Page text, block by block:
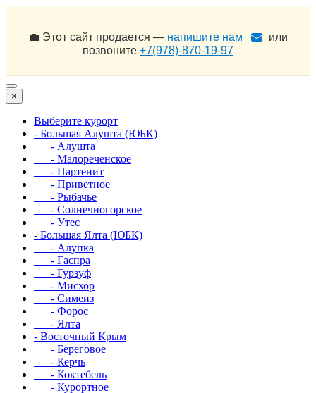
💼 Этот сайт продается — напишите нам
или
позвоните +7(978)-870-19-97
×
Выберите курорт
- Большая Алушта (ЮБК)
- Алушта
- Малореченское
- Партенит
- Приветное
- Рыбачье
- Солнечногорское
- Утес
- Большая Ялта (ЮБК)
- Алупка
- Гаспра
- Гурзуф
- Мисхор
- Симеиз
- Форос
- Ялта
- Восточный Крым
- Береговое
- Керчь
- Коктебель
- Курортное